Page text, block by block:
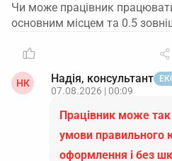
Чи може працівник
основним місцем та 0.5
НК Надія, консультант
07.08.2026 | 00:09
Працівник може
умови правильного
оформлення і без